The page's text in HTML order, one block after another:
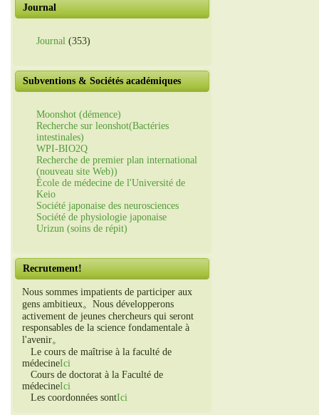
Journal
Journal (353)
Subventions & Sociétés académiques
Moonshot (démence)
Recherche sur leonshot(Bactéries
intestinales)
WPI-BIO2Q
Recherche de premier plan international
(nouveau site Web))
École de médecine de l'Université de
Keio
Société japonaise des neurosciences
Société de physiologie japonaise
Urizun (soins de répit)
Recrutement!
Nous sommes impatients de participer aux
gens ambitieux。Nous développerons
activement de jeunes chercheurs qui seront
responsables de la science fondamentale à
l'avenir。
Le cours de maîtrise à la faculté de
médecineIci
Cours de doctorat à la Faculté de
médecineIci
Les coordonnées sontIci